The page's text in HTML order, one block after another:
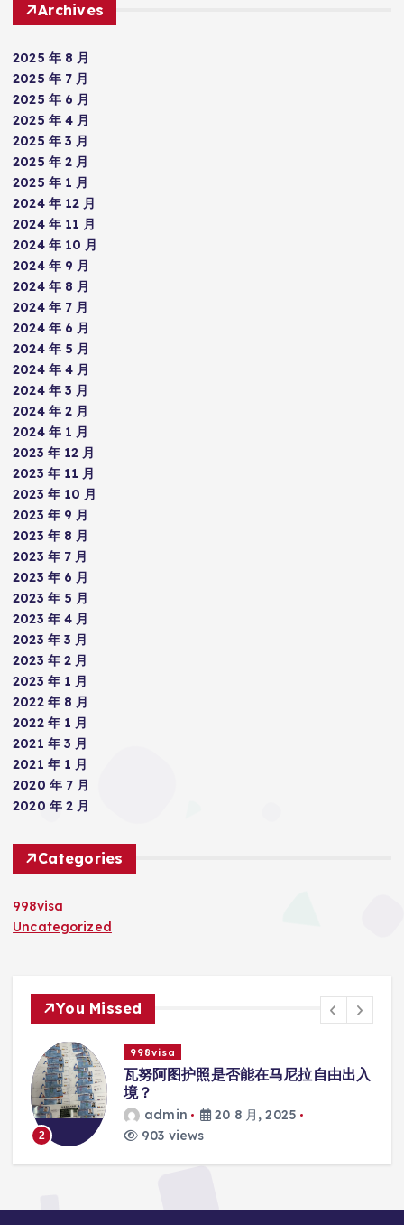
Archives
2025 年 8 月
2025 年 7 月
2025 年 6 月
2025 年 4 月
2025 年 3 月
2025 年 2 月
2025 年 1 月
2024 年 12 月
2024 年 11 月
2024 年 10 月
2024 年 9 月
2024 年 8 月
2024 年 7 月
2024 年 6 月
2024 年 5 月
2024 年 4 月
2024 年 3 月
2024 年 2 月
2024 年 1 月
2023 年 12 月
2023 年 11 月
2023 年 10 月
2023 年 9 月
2023 年 8 月
2023 年 7 月
2023 年 6 月
2023 年 5 月
2023 年 4 月
2023 年 3 月
2023 年 2 月
2023 年 1 月
2022 年 8 月
2022 年 1 月
2021 年 3 月
2021 年 1 月
2020 年 7 月
2020 年 2 月
Categories
998visa
Uncategorized
You Missed
3
998visa
瓦努阿图护照是否能在马尼拉使用国际
学校的注册？
admin
20 8 月, 2025
818 views